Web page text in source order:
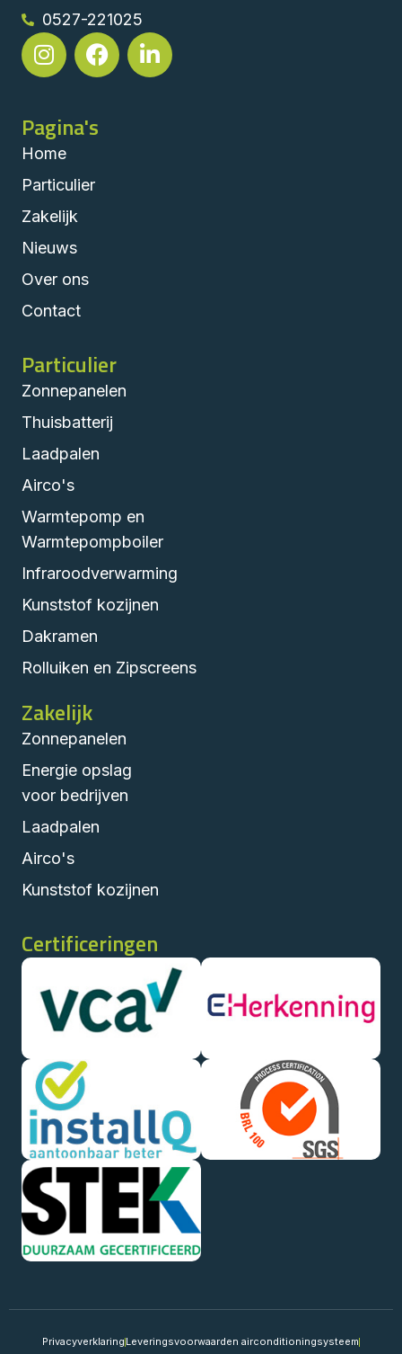
0527-221025
Pagina's
Home
Particulier
Zakelijk
Nieuws
Over ons
Contact
Particulier
Zonnepanelen
Thuisbatterij
Laadpalen
Airco's
Warmtepomp en
Warmtepompboiler
Infraroodverwarming
Kunststof kozijnen
Dakramen
Rolluiken en Zipscreens
Zakelijk
Zonnepanelen
Energie opslag
voor bedrijven
Laadpalen
Airco's
Kunststof kozijnen
Certificeringen
Privacyverklaring Leveringsvoorwaarden airconditioningsysteem